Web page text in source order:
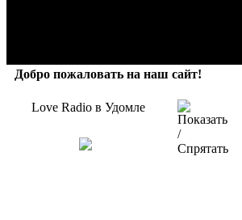
Добро пожаловать на наш сайт!
Love Radio в Удомле